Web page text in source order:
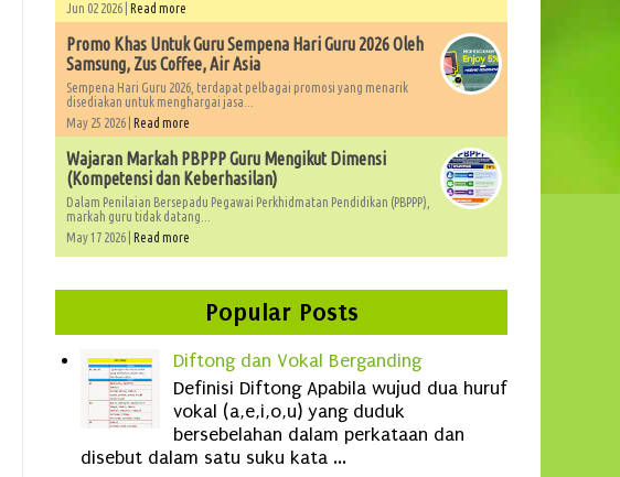
Jun 02 2026 | Read more
Promo Khas Untuk Guru Sempena Hari Guru 2026 Oleh
Samsung, Zus Coffee, Air Asia
Sempena Hari Guru 2026, terdapat pelbagai promosi yang menarik
disediakan untuk menghargai jasa...
May 25 2026 | Read more
Wajaran Markah PBPPP Guru Mengikut Dimensi
(Kompetensi dan Keberhasilan)
Dalam Penilaian Bersepadu Pegawai Perkhidmatan Pendidikan (PBPPP),
markah guru tidak datang...
May 17 2026 | Read more
Popular Posts
Diftong dan Vokal Berganding
Definisi Diftong Apabila wujud dua huruf
vokal (a,e,i,o,u) yang duduk
bersebelahan dalam perkataan dan
disebut dalam satu suku kata ...